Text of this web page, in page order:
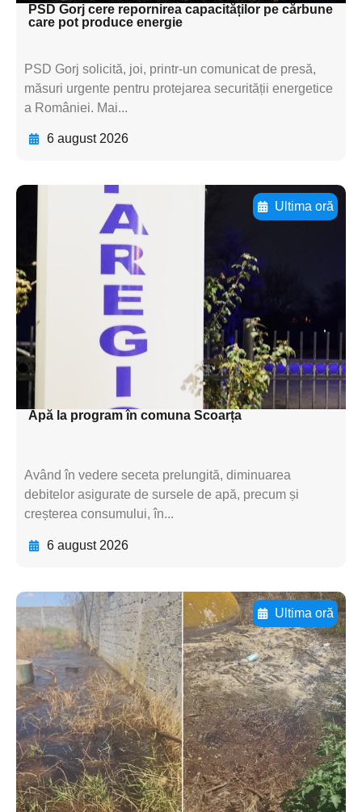
PSD Gorj cere repornirea capacităților pe cărbune
care pot produce energie
PSD Gorj solicită, joi, printr-un comunicat de presă,
măsuri urgente pentru protejarea securității energetice
a României. Mai...
6 august 2026
Ultima oră
Adaugă aici textul pentru
subtitluAdaugă aici
textul pentru
subtitluAdaugă aici
textul pentru
subtitluAdaugă aici
textul pentru subti
Apă la program în comuna Scoarța
Având în vedere seceta prelungită, diminuarea
debitelor asigurate de sursele de apă, precum și
creșterea consumului, în...
6 august 2026
Ultima oră
Adaugă aici textul pentru
subtitluAdaugă aici
textul pentru
subtitluAdaugă aici
textul pentru
subtitluAdaugă aici
textul pentru subti